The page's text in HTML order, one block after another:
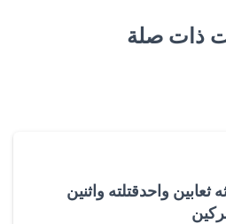
ذات صلة
واحدقتلته واثنين